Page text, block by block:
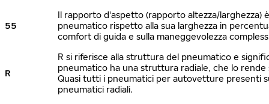
55
Il rapporto d'aspetto (rapporto altezza/larghezza)
pneumatico rispetto alla sua larghezza in
comfort di guida e sulla maneggevolezza
R
R si riferisce alla struttura del pneumatico e
pneumatico ha una struttura radiale, che lo rende
Quasi tutti i pneumatici per autovetture presenti
pneumatici radiali.